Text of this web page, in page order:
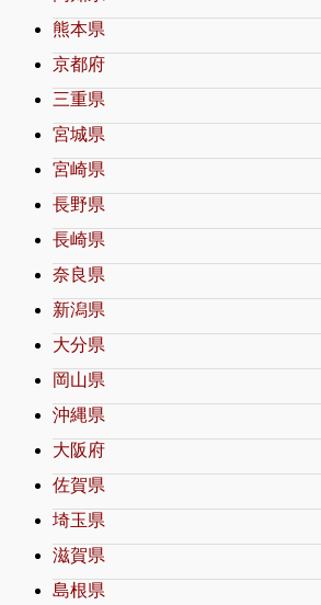
熊本県
京都府
三重県
宮城県
宮崎県
長野県
長崎県
奈良県
新潟県
大分県
岡山県
沖縄県
大阪府
佐賀県
埼玉県
滋賀県
島根県